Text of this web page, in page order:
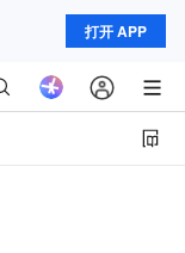
打开 APP